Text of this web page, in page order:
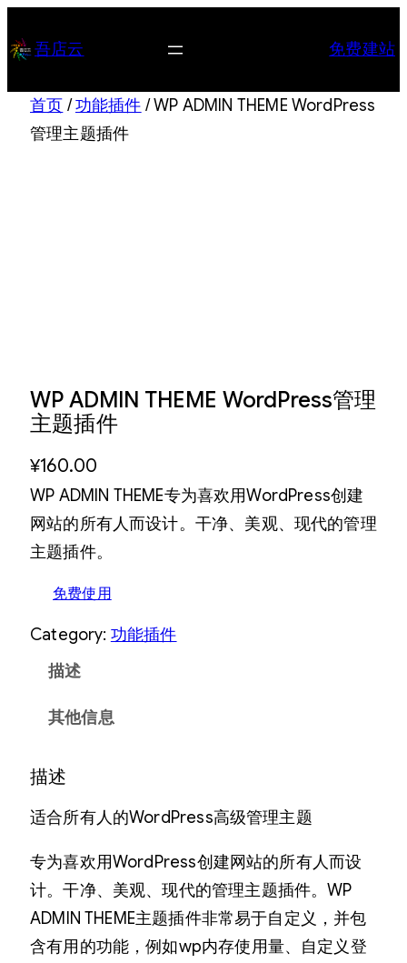
至 吾店云 免费建站
首页 /功能插件 / WP ADMIN THEME WordPress
管理主题插件
WP ADMIN THEME WordPress管理
主题插件
¥160.00
WP ADMIN THEME专为喜欢用WordPress创建
网站的所有人而设计。干净、美观、现代的管理
主题插件。
免费使用
Category: 功能插件
描述
其他信息
描述
适合所有人的WordPress高级管理主题
专为喜欢用WordPress创建网站的所有人而设
计。干净、美观、现代的管理主题插件。WP
ADMIN THEME主题插件非常易于自定义，并包
含有用的功能，例如wp内存使用量、自定义登